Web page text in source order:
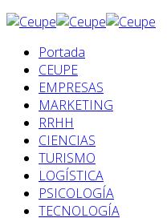
Portada
CEUPE
EMPRESAS
MARKETING
RRHH
CIENCIAS
TURISMO
LOGÍSTICA
PSICOLOGÍA
TECNOLOGÍA